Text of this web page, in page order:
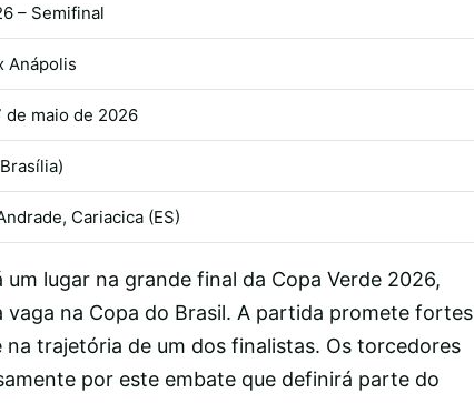
– Semifinal
Anápolis
maio de 2026
Cariacica (ES)
lugar na grande final da Copa Verde 2026,
na Copa do Brasil. A partida promete fortes
trajetória de um dos finalistas. Os torcedores
por este embate que definirá parte do